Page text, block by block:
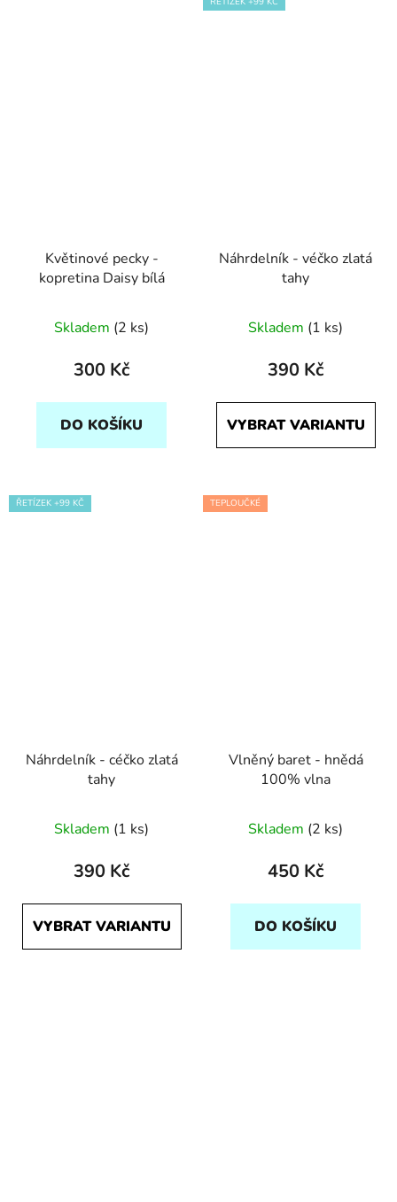
Květinové pecky -
kopretina Daisy bílá
Skladem (2 ks)
300 Kč
DO KOŠÍKU
Náhrdelník - véčko zlatá
tahy
Skladem (1 ks)
390 Kč
VYBRAT VARIANTU
ŘETÍZEK +99 KČ
Náhrdelník - céčko zlatá
tahy
Skladem (1 ks)
390 Kč
VYBRAT VARIANTU
TEPLOUČKÉ
Vlněný baret - hnědá
100% vlna
Skladem (2 ks)
450 Kč
DO KOŠÍKU